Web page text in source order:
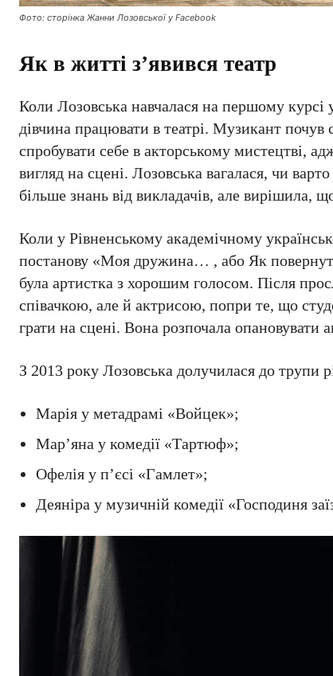
Фото: сторінка Жанни Лозовської у Facebook
Як в житті з’явився театр
Коли Лозовська навчалася на першому курсі
дівчина працювати в театрі. Музикант
спробувати себе в акторському мистецтві,
вигляд на сцені. Лозовська вагалася, чи
більше знань від викладачів, але вирішила,
Коли у Рівненському академічному
постанову «Моя дружина… , або Як
була артистка з хорошим голосом. Після
співачкою, але й актрисою, попри те, що
грати на сцені. Вона розпочала опановувати
З 2013 року Лозовська долучилася до трупи
Марія у метадрамі «Войцек»;
Мар’яна у комедії «Тартюф»;
Офелія у п’єсі «Гамлет»;
Деяніра у музичній комедії «Господиня